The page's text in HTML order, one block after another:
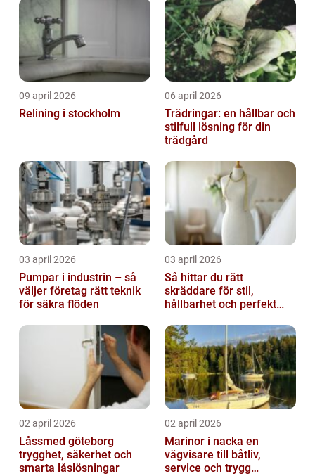
09 april 2026
Relining i stockholm
06 april 2026
Trädringar: en hållbar och
stilfull lösning för din
trädgård
03 april 2026
Pumpar i industrin – så
väljer företag rätt teknik
för säkra flöden
03 april 2026
Så hittar du rätt
skräddare för stil,
hållbarhet och perfekt
02 april 2026
Låssmed göteborg
trygghet, säkerhet och
smarta låslösningar
02 april 2026
Marinor i nacka en
vägvisare till båtliv,
service och trygg